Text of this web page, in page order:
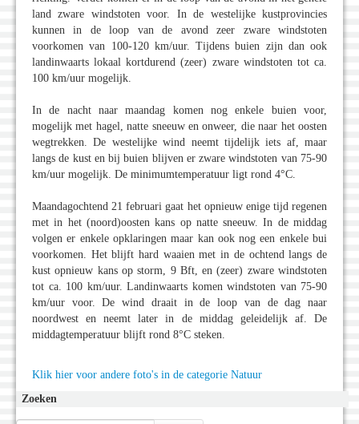
land zware windstoten voor. In de westelijke kustprovincies
kunnen in de loop van de avond zeer zware windstoten
voorkomen van 100-120 km/uur. Tijdens buien zijn dan ook
landinwaarts lokaal kortdurend (zeer) zware windstoten tot ca.
100 km/uur mogelijk.
In de nacht naar maandag komen nog enkele buien voor,
mogelijk met hagel, natte sneeuw en onweer, die naar het oosten
wegtrekken. De westelijke wind neemt tijdelijk iets af, maar
langs de kust en bij buien blijven er zware windstoten van 75-90
km/uur mogelijk. De minimumtemperatuur ligt rond 4°C.
Maandagochtend 21 februari gaat het opnieuw enige tijd regenen
met in het (noord)oosten kans op natte sneeuw. In de middag
volgen er enkele opklaringen maar kan ook nog een enkele bui
voorkomen. Het blijft hard waaien met in de ochtend langs de
kust opnieuw kans op storm, 9 Bft, en (zeer) zware windstoten
tot ca. 100 km/uur. Landinwaarts komen windstoten van 75-90
km/uur voor. De wind draait in de loop van de dag naar
noordwest en neemt later in de middag geleidelijk af. De
middagtemperatuur blijft rond 8°C steken.
Klik hier voor andere foto's in de categorie Natuur
Zoeken